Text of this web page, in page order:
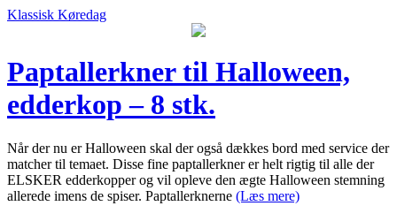
Klassisk Køredag
Paptallerkner til Halloween,
edderkop – 8 stk.
Når der nu er Halloween skal der også dækkes bord med service der
matcher til temaet. Disse fine paptallerkner er helt rigtig til alle der
ELSKER edderkopper og vil opleve den ægte Halloween stemning
allerede imens de spiser. Paptallerknerne (Læs mere)